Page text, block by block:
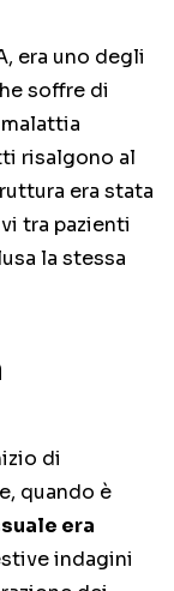
era uno degli
soffre di
risalgono al
era stata
tra pazienti
la stessa
di
quando è
era
indagini